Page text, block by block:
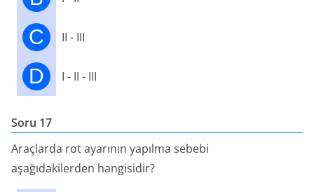
C II - III
D I - II - III
Soru 17
Araçlarda rot ayarının yapılma sebebi
aşağıdakilerden hangisidir?